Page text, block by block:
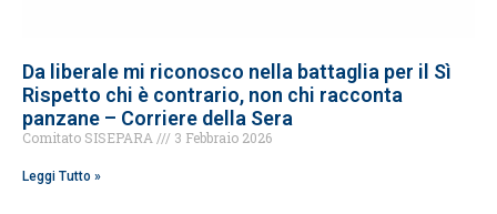
Da liberale mi riconosco nella battaglia per il Sì
Rispetto chi è contrario, non chi racconta
panzane – Corriere della Sera
Comitato SISEPARA 3 Febbraio 2026
Leggi Tutto »